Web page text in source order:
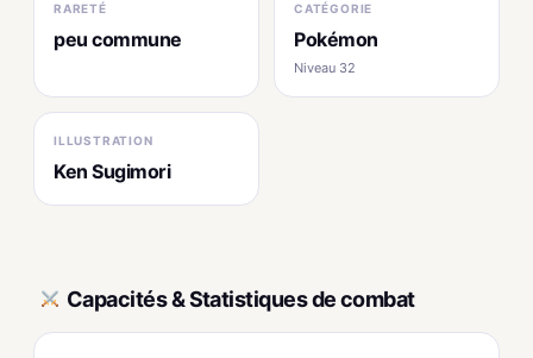
RARETÉ
peu commune
CATÉGORIE
Pokémon
Niveau 32
ILLUSTRATION
Ken Sugimori
Capacités & Statistiques de combat